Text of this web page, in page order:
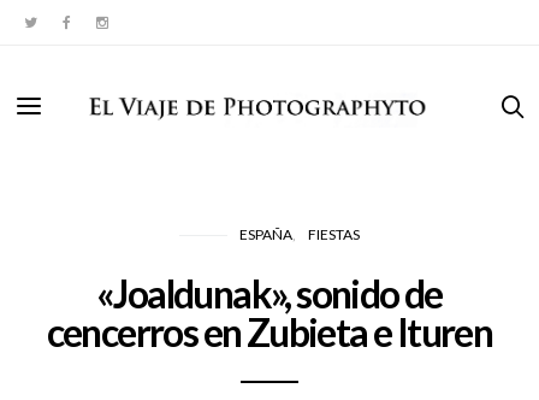
ESPAÑA FIESTAS
«Joaldunak», sonido de
cencerros en Zubieta e Ituren